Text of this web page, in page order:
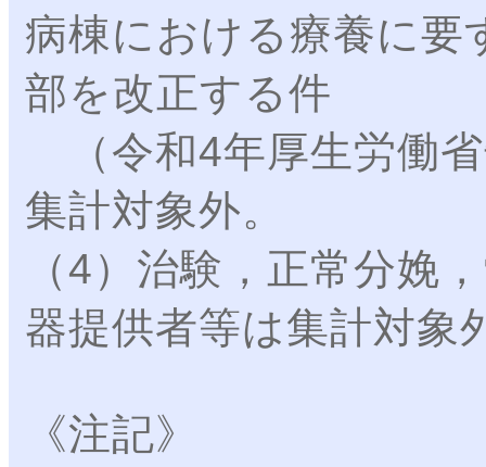
病棟における療養に要
部を改正する件
（令和4年厚生労働
集計対象外。
（4）治験，正常分娩
器提供者等は集計対象
《注記》